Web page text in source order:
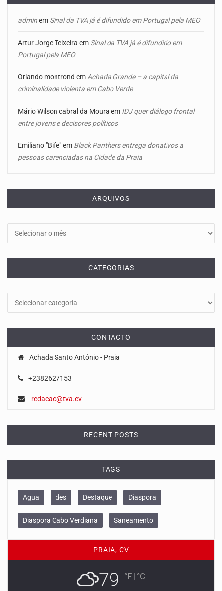
adminem Sinal da TVA já é difundido em Portugal pela MEO
Artur Jorge Teixeira em Sinal da TVA já é difundido em
Portugal pela MEO
Orlando montrond em Achada Grande – a capital da
criminalidade violenta em Cabo Verde
Mário Wilson cabral da Moura em IDJ quer diálogo frontal
entre jovens e decisores políticos
Emiliano "Bife"em Black Panthers entrega donativos a
pessoas carenciadas na Cidade da Praia
ARQUIVOS
CATEGORIAS
CONTACTO
Achada Santo António - Praia
+2382627153
redacao@tva.cv
RECENT POSTS
TAGS
Agua des Destaque Diaspora
Diaspora Cabo Verdiana Saneamento
PRAIA, CV
79 °F | °C